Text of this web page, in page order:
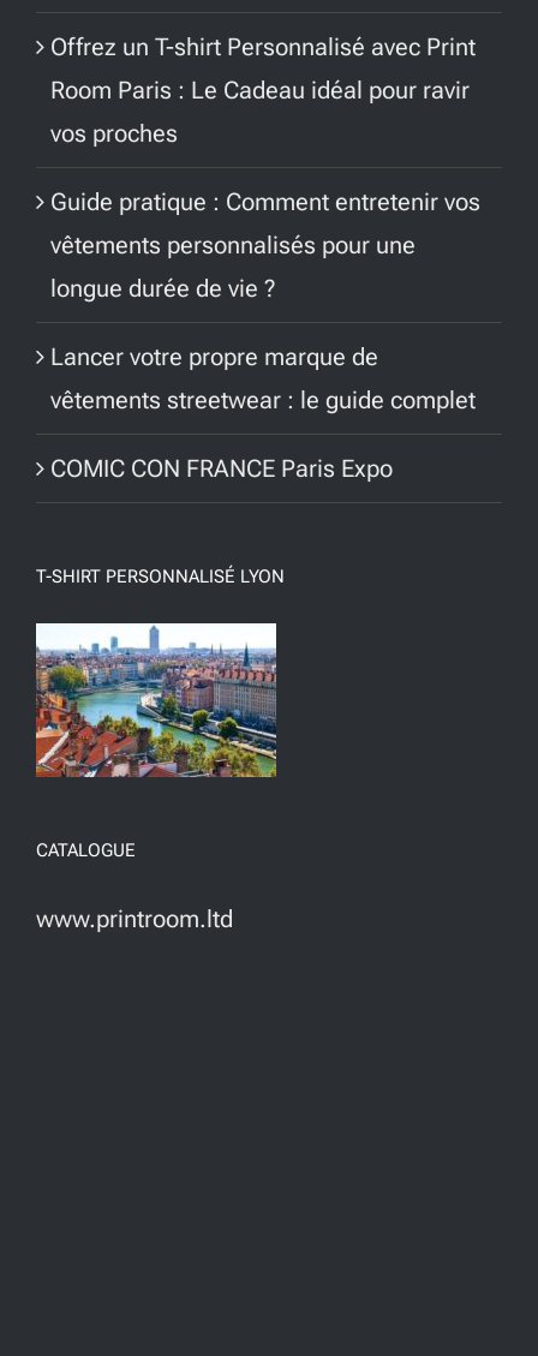
Offrez un T-shirt Personnalisé avec Print
Room Paris : Le Cadeau idéal pour ravir
vos proches
Guide pratique : Comment entretenir vos
vêtements personnalisés pour une
longue durée de vie ?
Lancer votre propre marque de
vêtements streetwear : le guide complet
COMIC CON FRANCE Paris Expo
T-SHIRT PERSONNALISÉ LYON
CATALOGUE
www.printroom.ltd